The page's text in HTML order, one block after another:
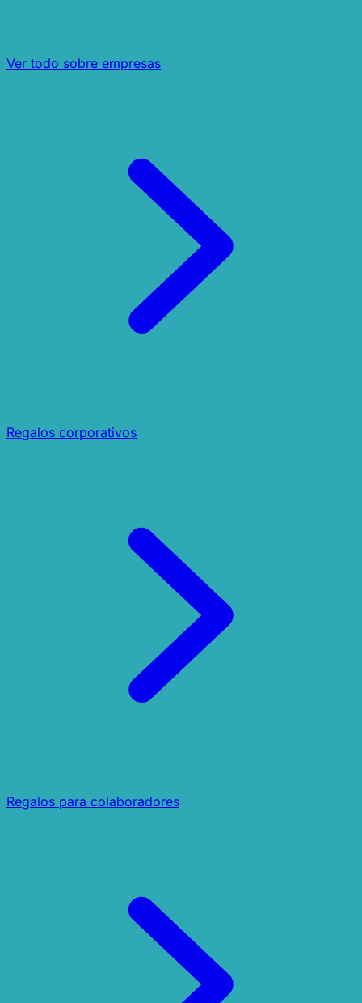
Ver todo sobre empresas
Regalos corporativos
Regalos para colaboradores